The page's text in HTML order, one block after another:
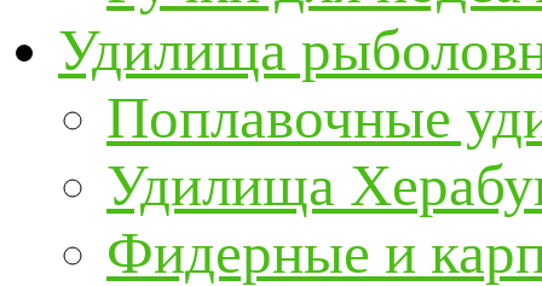
Удилища
Поплавочные
Удилища
Фидерные и